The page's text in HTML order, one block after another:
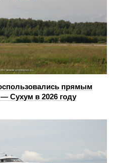
прямым
Сухум в 2026 году